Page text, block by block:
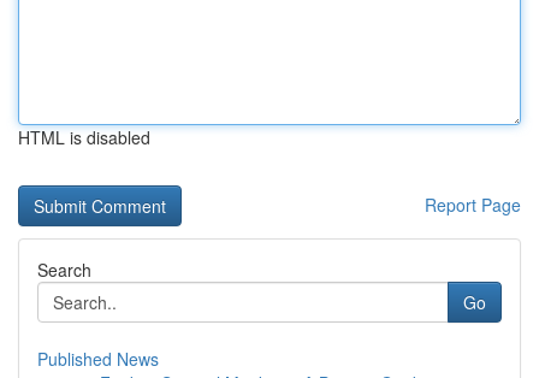
HTML is disabled
Report Page
Search
Go
Published News